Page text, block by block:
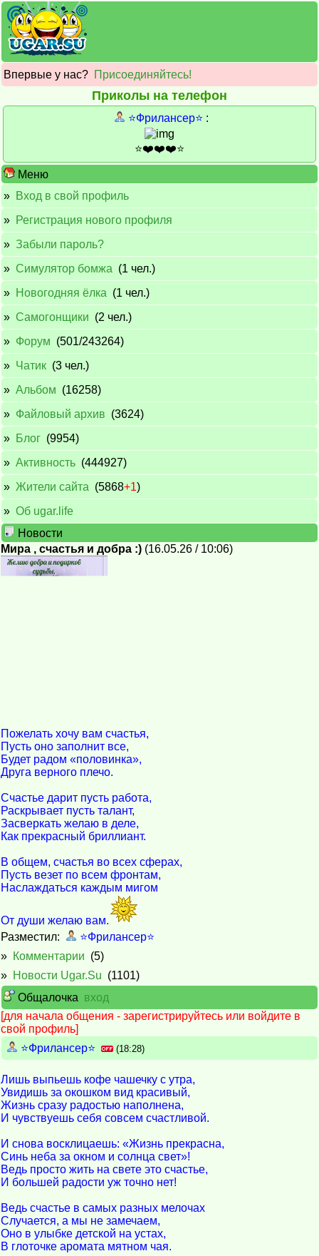
Впервые у нас? Присоединяйтесь!
Приколы на телефон
⭐️Фрилансер⭐️ :
⭐️❤️❤️❤️⭐️
Меню
» Вход в свой профиль
» Регистрация нового профиля
» Забыли пароль?
» Симулятор бомжа (1 чел.)
» Новогодняя ёлка (1 чел.)
» Самогонщики (2 чел.)
» Форум (501/243264)
» Чатик (3 чел.)
» Альбом (16258)
» Файловый архив (3624)
» Блог (9954)
» Активность (444927)
» Жители сайта (5868+1)
» Об ugar.life
Новости
Мира , счастья и добра :) (16.05.26 / 10:06)
Пожелать хочу вам счастья,
Пусть оно заполнит все,
Будет радом «половинка»,
Друга верного плечо.
Счастье дарит пусть работа,
Раскрывает пусть талант,
Засверкать желаю в деле,
Как прекрасный бриллиант.
В общем, счастья во всех сферах,
Пусть везет по всем фронтам,
Наслаждаться каждым мигом
От души желаю вам.
Разместил:
⭐️Фрилансер⭐️
» Комментарии (5)
» Новости Ugar.Su (1101)
Общалочка вход
[для начала общения - зарегистрируйтесь или войдите в
свой профиль]
⭐️Фрилансер⭐️
(18:28)
Лишь выпьешь кофе чашечку с утра,
Увидишь за окошком вид красивый,
Жизнь сразу радостью наполнена,
И чувствуешь себя совсем счастливой.
И снова восклицаешь: «Жизнь прекрасна,
Синь неба за окном и солнца свет»!
Ведь просто жить на свете это счастье,
И большей радости уж точно нет!
Ведь счастье в самых разных мелочах
Случается, а мы не замечаем,
Оно в улыбке детской на устах,
В глоточке аромата мятном чая.